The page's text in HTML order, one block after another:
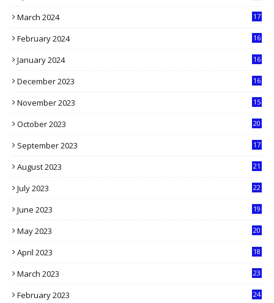
March 2024
17
February 2024
16
January 2024
16
December 2023
16
November 2023
15
October 2023
20
September 2023
17
August 2023
21
July 2023
22
June 2023
19
May 2023
20
April 2023
18
March 2023
23
February 2023
24